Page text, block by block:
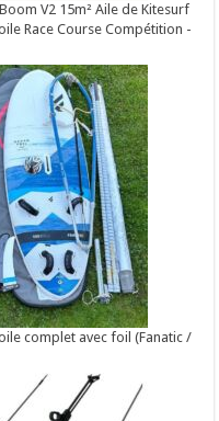
V2 15m² Aile de Kitesurf
Race Course Compétition -
complet avec foil (Fanatic /